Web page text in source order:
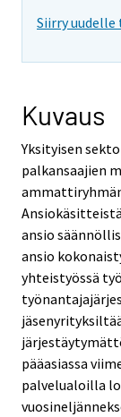
Siirry
Kuvaus
Yksityisen
palkansaajien
ansio
ansio
yhteistyössä
pääasiassa
palvelualoilla